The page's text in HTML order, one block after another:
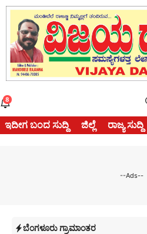
Skip
content
8
ಇದೀಗ ಬಂದ ಸುದ್ದಿ ಜಿಲ್ಲೆ ರಾಜ್ಯ ಸುದ್ದಿ
--Ads--
ಬೆಂಗಳೂರು ಗ್ರಾಮಾಂತರ